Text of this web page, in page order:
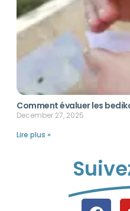
Comment évaluer les
December 27, 2025
Lire plus »